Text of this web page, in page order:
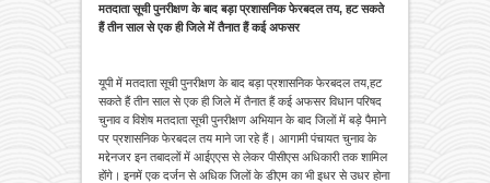
मतदाता सूची पुनरीक्षण के बाद बड़ा प्रशासनिक फेरबदल तय, हट सकते
हैं तीन साल से एक ही जिले में तैनात हैं कई अफसर
यूपी में मतदाता सूची पुनरीक्षण के बाद बड़ा प्रशासनिक फेरबदल तय,हट
सकते हैं तीन साल से एक ही जिले में तैनात हैं कई अफसर विधान परिषद
चुनाव व विशेष मतदाता सूची पुनरीक्षण अभियान के बाद जिलों में बड़े पैमाने
पर प्रशासनिक फेरबदल तय माने जा रहे हैं। आगामी पंचायत चुनाव के
मद्देनजर इन तबादलों में आईएएस से लेकर पीसीएस अधिकारी तक शामिल
होंगे। इनमें एक दर्जन से अधिक जिलों के डीएम का भी इधर से उधर होना